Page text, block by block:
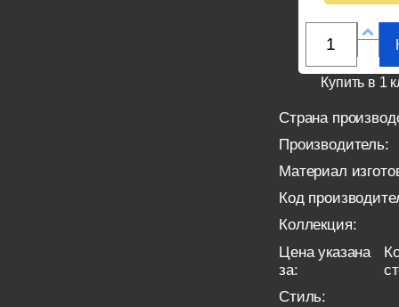
Купить в 1
Страна
Производитель:
Материал
Код
Коллекция:
Цена указана
за:
Стиль: